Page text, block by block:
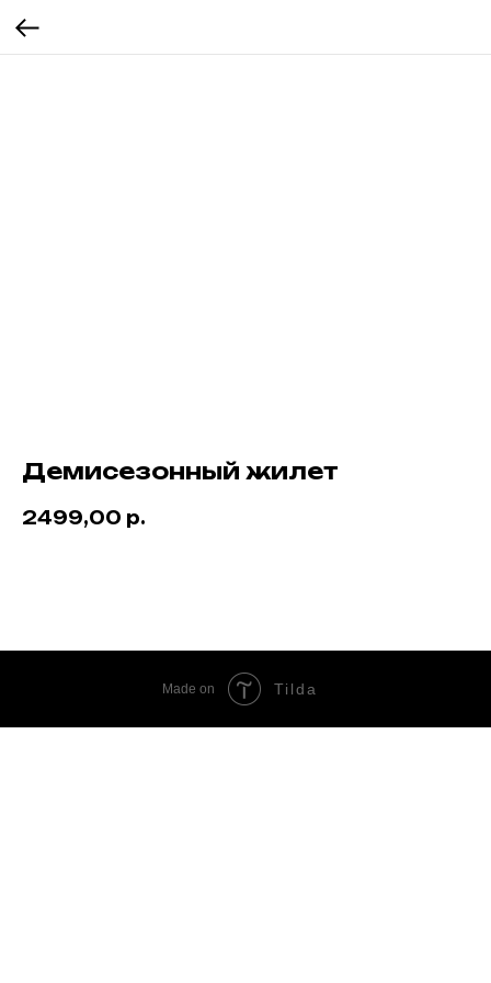
Демисезонный жилет
2499,00 р.
Made on Tilda